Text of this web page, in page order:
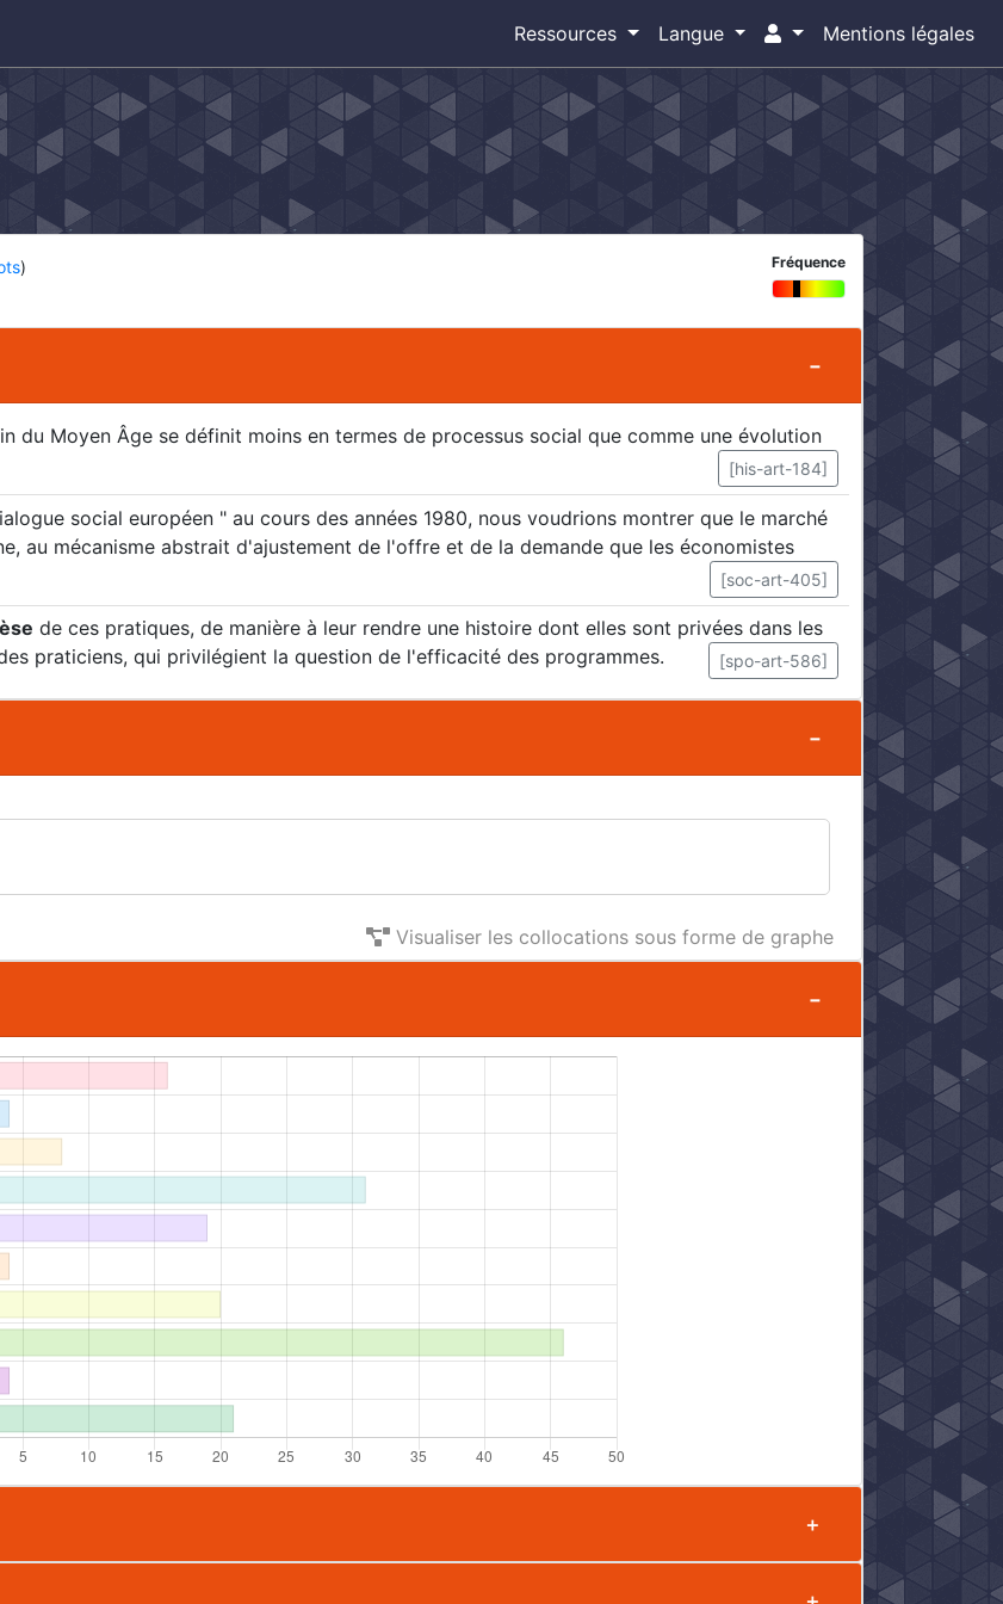
Ressources Langue Mentions légales
) Fréquence
du Moyen Âge se définit moins en termes de processus social que comme une évolution
[his-art-184]
social européen " au cours des années 1980, nous voudrions montrer que le marché
au mécanisme abstrait d'ajustement de l'offre et de la demande que les économistes
[soc-art-405]
de ces pratiques, de manière à leur rendre une histoire dont elles sont privées dans les
praticiens, qui privilégient la question de l'efficacité des programmes.
[spo-art-586]
Visualiser les collocations sous forme de graphe